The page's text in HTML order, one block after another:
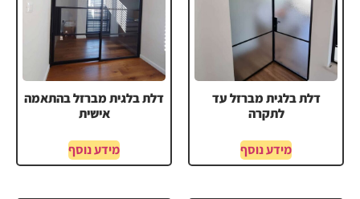
דלת בלגית מברזל עד
לתקרה
מידע נוסף
דלת בלגית מברזל בהתאמה
אישית
מידע נוסף